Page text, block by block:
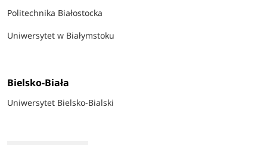
Politechnika Białostocka
Uniwersytet w Białymstoku
Bielsko-Biała
Uniwersytet Bielsko-Bialski